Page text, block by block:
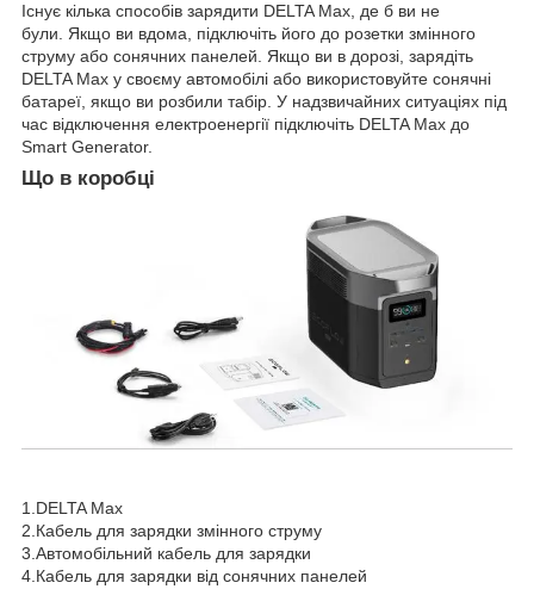
Існує кілька способів зарядити DELTA Max, де б ви не
були. Якщо ви вдома, підключіть його до розетки змінного
струму або сонячних панелей. Якщо ви в дорозі, зарядіть
DELTA Max у своєму автомобілі або використовуйте сонячні
батареї, якщо ви розбили табір. У надзвичайних ситуаціях під
час відключення електроенергії підключіть DELTA Max до
Smart Generator.
Що в коробці
1.DELTA Max
2.Кабель для зарядки змінного струму
3.Автомобільний кабель для зарядки
4.Кабель для зарядки від сонячних панелей